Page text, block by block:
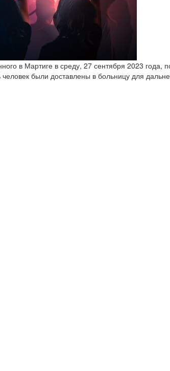
в Мартиге в среду, 27 сентября 2023
были доставлены в больницу для